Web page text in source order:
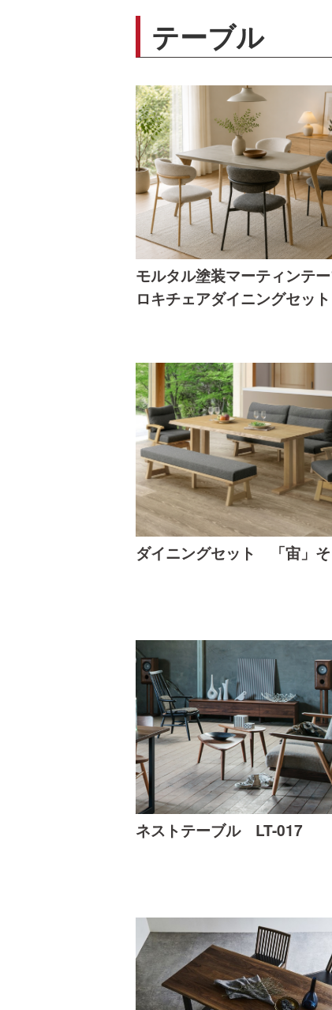
テーブル
モルタル塗装マーティンテ
ロキチェアダイニングセット
ダイニングセット 「宙」
ネストテーブル LT-017